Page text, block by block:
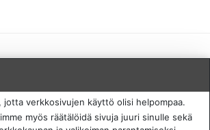
ja toimitustavat
jotta verkkosivujen käyttö olisi helpompaa.
myös räätälöidä sivuja juuri sinulle sekä